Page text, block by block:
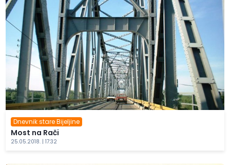
Dnevnik stare Bijeljine
Most na Rači
25.05.2018. | 17:32